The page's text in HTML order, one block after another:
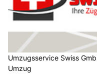
Umzugsservice Swiss
Umzug